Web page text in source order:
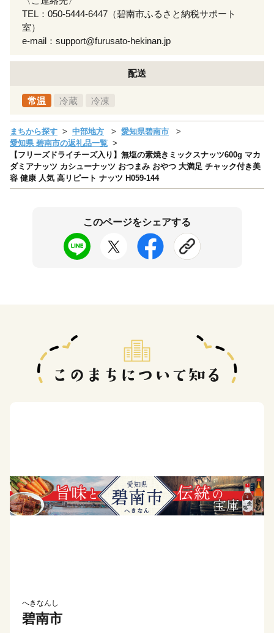
TEL：050-5444-6447（碧南市ふるさと納税サポート
室）
e-mail：support@furusato-hekinan.jp
配送
常温 冷蔵 冷凍
まちから探す 中部地方
愛知県碧南市
愛知県 碧南市の返礼品一覧
【フリーズドライチーズ入り】無塩の素焼きミックスナッツ600g マカ
ダミアナッツ カシューナッツ おつまみ おやつ 大満足 チャック付き美
容 健康 人気 高リピート ナッツ H059-144
このページをシェアする
へきなんし
碧南市